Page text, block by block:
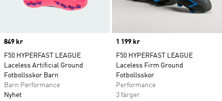
Price
849 kr
F50 HYPERFAST LEAGUE
Laceless Artificial Ground
Fotbollsskor Barn
Barn Performance
Nyhet
Price
1 199 kr
F50 HYPERFAST LEAGUE
Laceless Firm Ground
Fotbollsskor
Performance
3 färger